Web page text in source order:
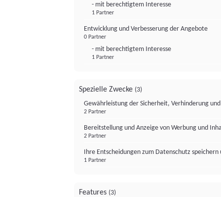
- mit berechtigtem Interesse
1 Partner
Entwicklung und Verbesserung der Angebote
0 Partner
- mit berechtigtem Interesse
1 Partner
Spezielle Zwecke (3)
Gewährleistung der Sicherheit, Verhinderung
2 Partner
Bereitstellung und Anzeige von Werbung und
2 Partner
Ihre Entscheidungen zum Datenschutz
1 Partner
Features (3)